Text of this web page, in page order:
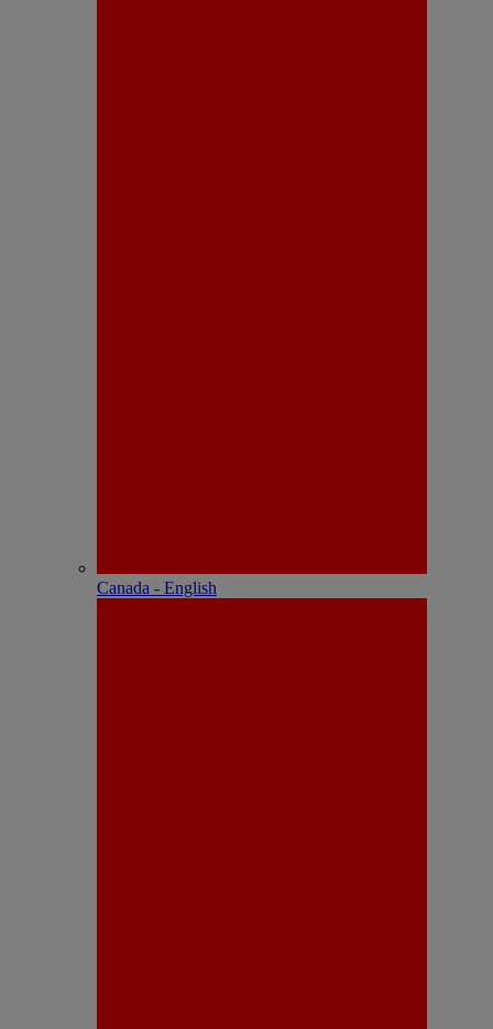
Canada - English